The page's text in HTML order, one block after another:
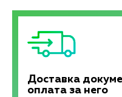
Доставка
оплата за него